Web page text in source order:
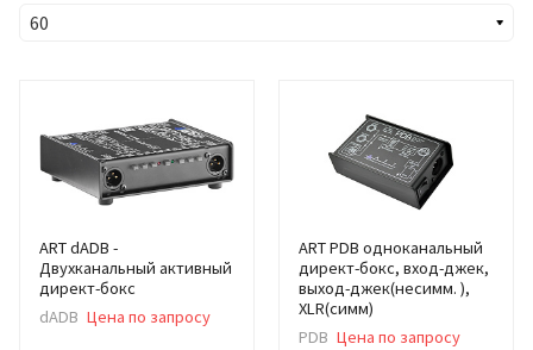
ART dADB -
Двухканальный активный
директ-бокс
dADB Цена по запросу
ART PDB одноканальный
директ-бокс, вход-джек,
выход-джек(несимм. ),
XLR(симм)
PDB Цена по запросу